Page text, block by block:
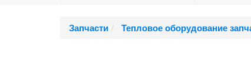
Запчасти Тепловое оборудование